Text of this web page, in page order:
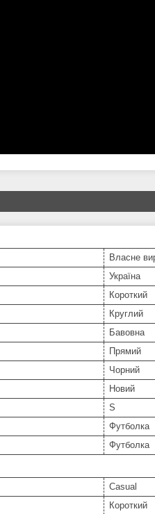
Власне
Україна
Короткий
Круглий
Бавовна
Прямий
Чорний
Новий
S
Футболка
Футболка
Casual
Короткий